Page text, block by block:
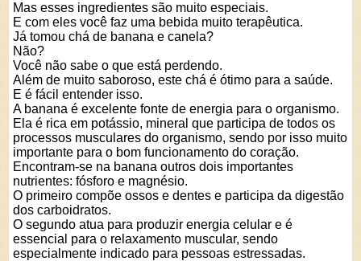
Mas esses ingredientes são muito especiais.
E com eles você faz uma bebida muito terapêutica.
Já tomou chá de banana e canela?
Não?
Você não sabe o que está perdendo.
Além de muito saboroso, este chá é ótimo para a saúde.
E é fácil entender isso.
A banana é excelente fonte de energia para o organismo.
Ela é rica em potássio, mineral que participa de todos os
processos musculares do organismo, sendo por isso muito
importante para o bom funcionamento do coração.
Encontram-se na banana outros dois importantes
nutrientes: fósforo e magnésio.
O primeiro compõe ossos e dentes e participa da digestão
dos carboidratos.
O segundo atua para produzir energia celular e é
essencial para o relaxamento muscular, sendo
especialmente indicado para pessoas estressadas.